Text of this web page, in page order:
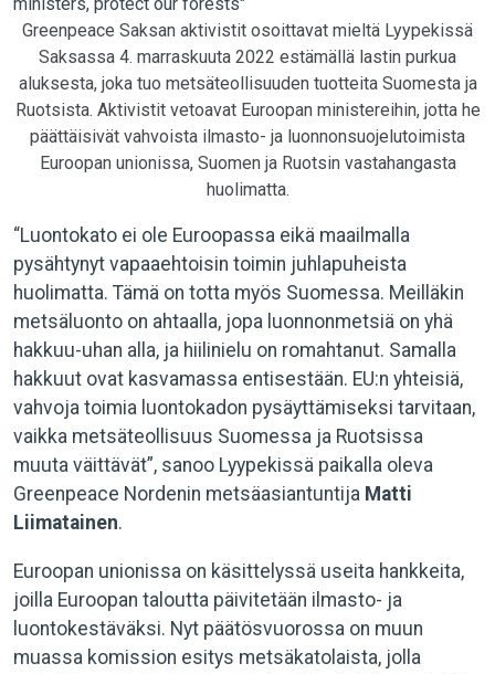
Greenpeace Saksan aktivistit osoittavat mieltä Lyypekissä
Saksassa 4. marraskuuta 2022 estämällä lastin purkua
aluksesta, joka tuo metsäteollisuuden tuotteita Suomesta ja
Ruotsista. Aktivistit vetoavat Euroopan ministereihin, jotta he
päättäisivät vahvoista ilmasto- ja luonnonsuojelutoimista
Euroopan unionissa, Suomen ja Ruotsin vastahangasta
huolimatta.
“Luontokato ei ole Euroopassa eikä maailmalla
pysähtynyt vapaaehtoisin toimin juhlapuheista
huolimatta. Tämä on totta myös Suomessa. Meilläkin
metsäluonto on ahtaalla, jopa luonnonmetsiä on yhä
hakkuu-uhan alla, ja hiilinielu on romahtanut. Samalla
hakkuut ovat kasvamassa entisestään. EU:n yhteisiä,
vahvoja toimia luontokadon pysäyttämiseksi tarvitaan,
vaikka metsäteollisuus Suomessa ja Ruotsissa
muuta väittävät”, sanoo Lyypekissä paikalla oleva
Greenpeace Nordenin metsäasiantuntija Matti
Liimatainen.
Euroopan unionissa on käsittelyssä useita hankkeita,
joilla Euroopan taloutta päivitetään ilmasto- ja
luontokestäväksi. Nyt päätösvuorossa on muun
muassa komission esitys metsäkatolaista, jolla